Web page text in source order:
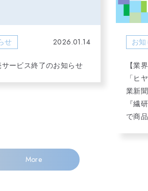
せ 2026.01.14
サービス終了のお知らせ
お
【業
「ヒ
業新
『繊
で商
More